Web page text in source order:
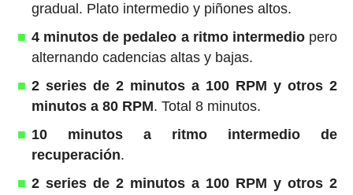
gradual. Plato intermedio y piñones altos.
4 minutos de pedaleo a ritmo intermedio pero
alternando cadencias altas y bajas.
2 series de 2 minutos a 100 RPM y otros 2
minutos a 80 RPM. Total 8 minutos.
10 minutos a ritmo intermedio de
recuperación.
2 series de 2 minutos a 100 RPM y otros 2